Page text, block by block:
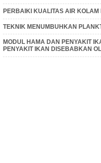
PERBAIKI KUALITAS AIR
TEKNIK MENUMBUHKAN
MODUL HAMA DAN PENYAKIT
PENYAKIT IKAN DISEBABKAN